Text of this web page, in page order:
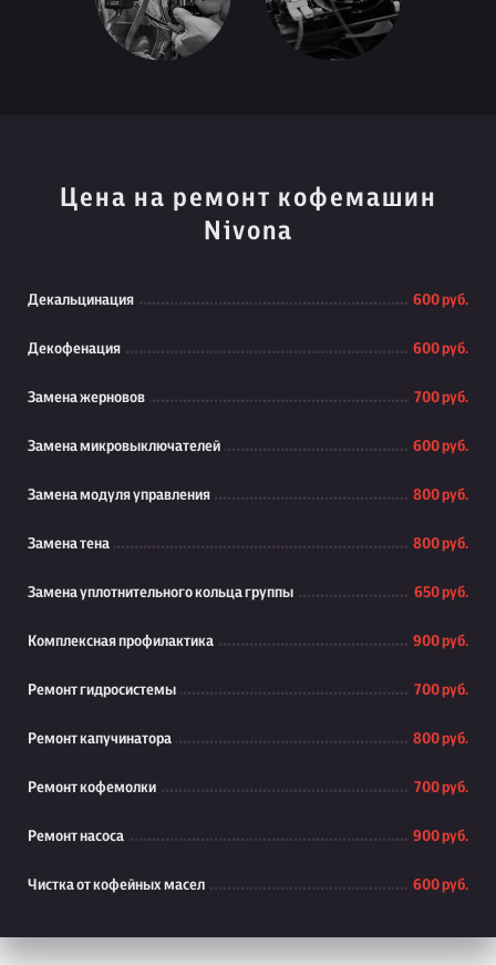
Цена на ремонт кофемашин
Nivona
Декальцинация 600 руб.
Декофенация 600 руб.
Замена жерновов 700 руб.
Замена микровыключателей 600 руб.
Замена модуля управления 800 руб.
Замена тена 800 руб.
Замена уплотнительного кольца группы 650 руб.
Комплексная профилактика 900 руб.
Ремонт гидросистемы 700 руб.
Ремонт капучинатора 800 руб.
Ремонт кофемолки 700 руб.
Ремонт насоса 900 руб.
Чистка от кофейных масел 600 руб.